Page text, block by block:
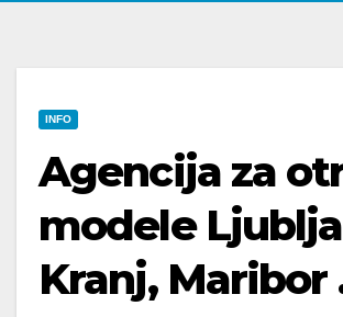
INFO
Agencija za
modele
Kranj, Maribor